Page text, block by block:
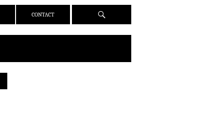
CONTACT Recherche